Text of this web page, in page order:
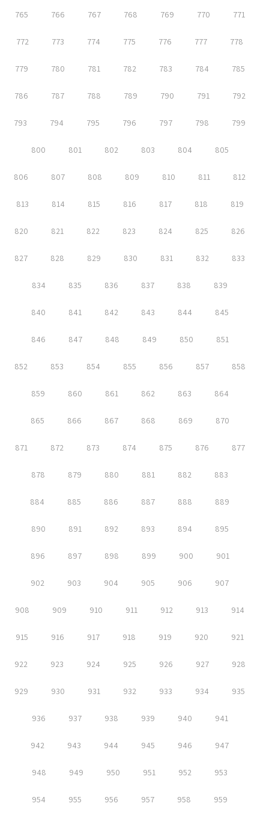
765 766 767 768 769 770 771
772 773 774 775 776 777 778
779 780 781 782 783 784 785
786 787 788 789 790 791 792
793 794 795 796 797 798 799
800 801 802 803 804 805
806 807 808 809 810 811 812
813 814 815 816 817 818 819
820 821 822 823 824 825 826
827 828 829 830 831 832 833
834 835 836 837 838 839
840 841 842 843 844 845
846 847 848 849 850 851
852 853 854 855 856 857 858
859 860 861 862 863 864
865 866 867 868 869 870
871 872 873 874 875 876 877
878 879 880 881 882 883
884 885 886 887 888 889
890 891 892 893 894 895
896 897 898 899 900 901
902 903 904 905 906 907
908 909 910 911 912 913 914
915 916 917 918 919 920 921
922 923 924 925 926 927 928
929 930 931 932 933 934 935
936 937 938 939 940 941
942 943 944 945 946 947
948 949 950 951 952 953
954 955 956 957 958 959